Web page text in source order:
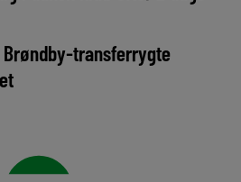
transferrygte